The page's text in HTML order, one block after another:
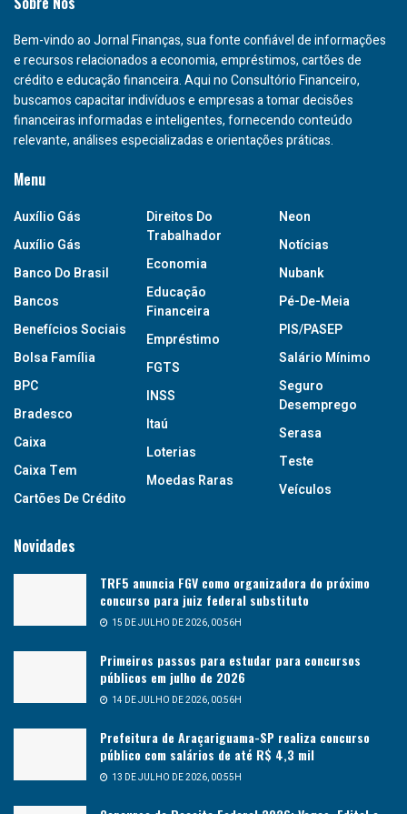
Bem-vindo ao Jornal Finanças, sua fonte confiável de informações
e recursos relacionados a economia, empréstimos, cartões de
crédito e educação financeira. Aqui no Consultório Financeiro,
buscamos capacitar indivíduos e empresas a tomar decisões
financeiras informadas e inteligentes, fornecendo conteúdo
relevante, análises especializadas e orientações práticas.
Menu
Auxílio Gás
Auxílio Gás
Banco Do Brasil
Bancos
Benefícios Sociais
Bolsa Família
BPC
Bradesco
Caixa
Caixa Tem
Cartões De Crédito
Direitos Do
Trabalhador
Economia
Educação
Financeira
Empréstimo
FGTS
INSS
Itaú
Loterias
Moedas Raras
Neon
Notícias
Nubank
Pé-De-Meia
PIS/PASEP
Salário Mínimo
Seguro
Desemprego
Serasa
Teste
Veículos
Novidades
TRF5 anuncia FGV como organizadora do próximo
concurso para juiz federal substituto
15 DE JULHO DE 2026, 00:56H
Primeiros passos para estudar para concursos
públicos em julho de 2026
14 DE JULHO DE 2026, 00:56H
Prefeitura de Araçariguama-SP realiza concurso
público com salários de até R$ 4,3 mil
13 DE JULHO DE 2026, 00:55H